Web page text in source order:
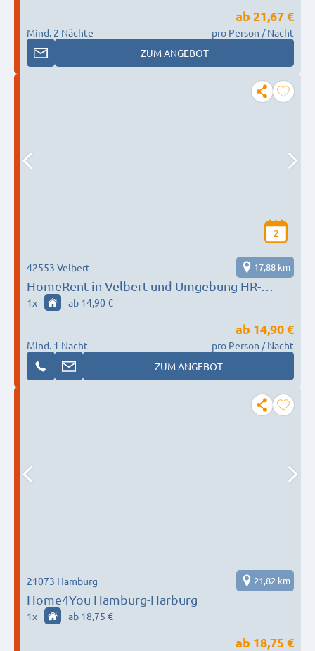
Mind. 2 Nächte
ab 21,67 €
pro Person / Nacht
ZUM ANGEBOT
2
HomeRent in Velbert und Umgebung HR-
91937-vellbert
42553 Velbert 17,88 km
1x ab 14,90 €
Mind. 1 Nacht
ab 14,90 €
pro Person / Nacht
ZUM ANGEBOT
Home4You Hamburg-Harburg
21073 Hamburg 21,82 km
1x ab 18,75 €
ab 18,75 €